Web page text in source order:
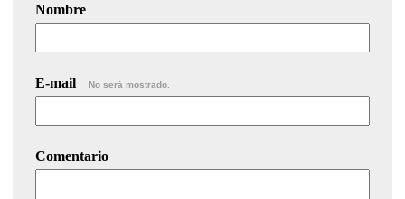
Nombre
E-mail No será mostrado.
Comentario